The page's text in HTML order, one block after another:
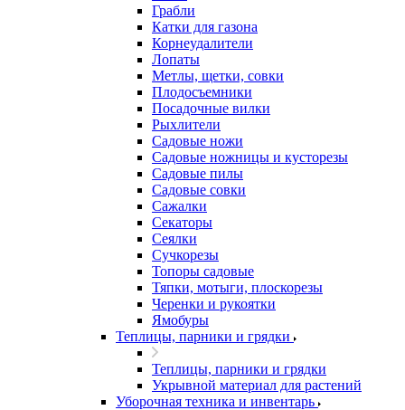
Грабли
Катки для газона
Корнеудалители
Лопаты
Метлы, щетки, совки
Плодосъемники
Посадочные вилки
Рыхлители
Садовые ножи
Садовые ножницы и кусторезы
Садовые пилы
Садовые совки
Сажалки
Секаторы
Сеялки
Сучкорезы
Топоры садовые
Тяпки, мотыги, плоскорезы
Черенки и рукоятки
Ямобуры
Теплицы, парники и грядки
Теплицы, парники и грядки
Укрывной материал для растений
Уборочная техника и инвентарь